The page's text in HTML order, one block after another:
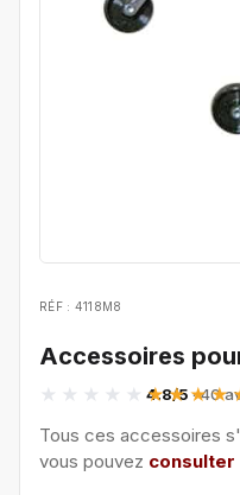
RÉF : 4118M8
Accessoires
4.8/5· 40
Tous ces accessoires
vous pouvez consulter